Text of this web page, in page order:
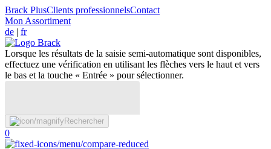
Brack PlusClients professionnelsContact
Mon Assortiment
de | fr
Lorsque les résultats de la saisie semi-automatique sont disponibles,
effectuez une vérification en utilisant les flèches vers le haut et vers
le bas et la touche « Entrée » pour sélectionner.
Rechercher
0